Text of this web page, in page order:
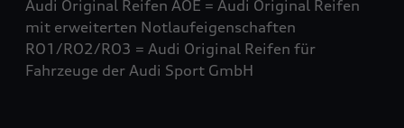
Audi Original Reifen AOE = Audi Original Reifen
mit erweiterten Notlaufeigenschaften
RO1/RO2/RO3 = Audi Original Reifen für
Fahrzeuge der Audi Sport GmbH